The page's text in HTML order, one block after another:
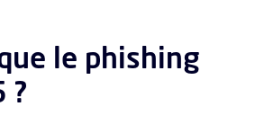
le phishing
?